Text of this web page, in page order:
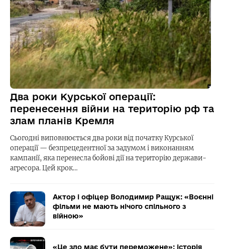
Два роки Курської операції:
перенесення війни на територію рф та
злам планів Кремля
Сьогодні виповнюється два роки від початку Курської
операції — безпрецедентної за задумом і виконанням
кампанії, яка перенесла бойові дії на територію держави-
агресора. Цей крок…
Актор і офіцер Володимир Ращук: «Воєнні
фільми не мають нічого спільного з
війною»
«Це зло має бути переможене»: історія